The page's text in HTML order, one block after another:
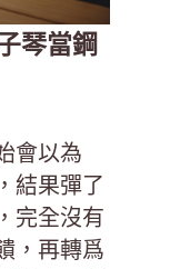
琴當鋼
會以為
結果彈了
完全沒有
，再轉爲